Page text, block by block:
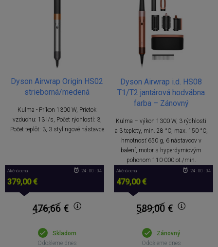
Dyson Airwrap Origin HS02
strieborná/medená
Kulma - Príkon 1300 W, Prietok
vzduchu: 13 l/s, Počet rýchlostí: 3,
Počet teplôt: 3, 3 stylingové nástavce
Akčná cena
379,00 €
24 : 00 : 04
476,66 €
Skladom
Odošleme dnes
Dyson Airwrap i.d. HS08
T1/T2 jantárová hodvábna
farba – Zánovný
Kulma – výkon 1300 W, 3 rýchlosti
a 3 teploty, min. 28 °C, max. 150 °C,
hmotnosť 650 g, 6 nástavcov v
balení, motor s hyperdymiovým
pohonom 110 000 ot./min.
Akčná cena
479,00 €
24 : 00 : 04
589,00 €
Zánovný
Odošleme dnes